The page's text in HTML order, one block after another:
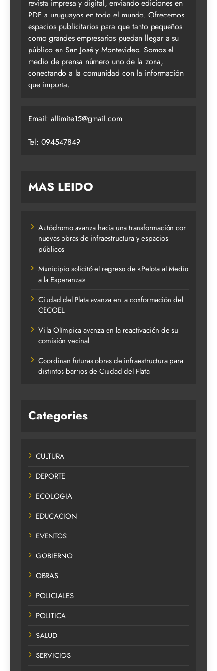
revista impresa y digital, enviando ediciones en
PDF a uruguayos en todo el mundo. Ofrecemos
espacios publicitarios para que tanto pequeños
como grandes empresarios puedan llegar a su
público en San José y Montevideo. Somos el
medio de prensa número uno de la zona,
conectando a la comunidad con la información
que importa.
Email: allimite15@gmail.com
Tel: 094547849
MAS LEIDO
Autódromo avanza hacia una transformación con
nuevas obras de infraestructura y espacios
públicos
Municipio solicitó el regreso de «Pelota al Medio
a la Esperanza»
Ciudad del Plata avanza en la conformación del
CECOEL
Villa Olímpica avanza en la reactivación de su
comisión vecinal
Coordinan futuras obras de infraestructura para
distintos barrios de Ciudad del Plata
Categories
CULTURA
DEPORTE
ECOLOGIA
EDUCACION
EVENTOS
GOBIERNO
OBRAS
POLICIALES
POLITICA
SALUD
SERVICIOS